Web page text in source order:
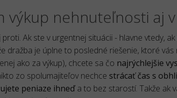
výkup nehnuteľnosti aj
Ak ste v urgentnej situácii - hlavne vtedy,
dražba je úplne to posledné riešenie, ktoré
ako za výkup), chcete sa čo najrýchlejšie
zo spolumajiteľov nechce strácať čas s
peniaze ihneďa to bez starostí. Takže ak